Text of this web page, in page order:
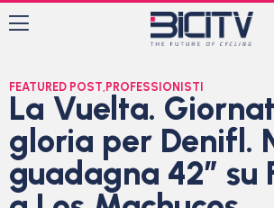
FEATURED POST, PROFESSIONISTI
La Vuelta.
gloria per Denifl.
guadagna 42″ su